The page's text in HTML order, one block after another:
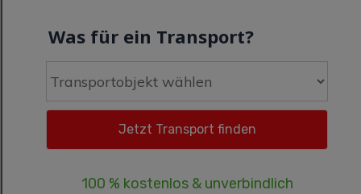
Was für ein Transport?
100 % kostenlos & unverbindlich